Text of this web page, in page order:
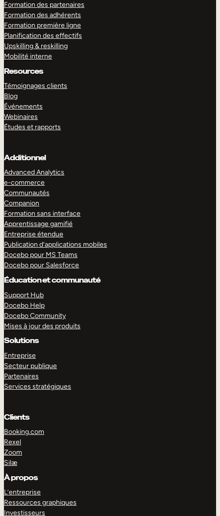
Formation des partenaires
Formation des adhérents
Formation première ligne
Planification des effectifs
Upskilling & reskilling
Mobilité interne
Resources
Témoignages clients
Blog
Événements
Webinaires
Études et rapports
Additionnel
Advanced Analytics
e-commerce
Communautés
Companion
Formation sans interface
Apprentissage gamifié
Entreprise étendue
Publication d’applications mobiles
Docebo pour MS Teams
Docebo pour Salesforce
Éducation et communauté
Support Hub
Docebo Help
Docebo Community
Mises à jour des produits
Solutions
Entreprise
Secteur publique
Partenaires
Services stratégiques
Clients
Booking.com
Rexel
Zoom
Silæ
À propos
L’entreprise
Ressources graphiques
Investisseurs